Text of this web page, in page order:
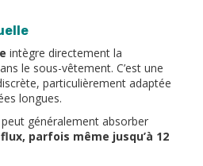
intègre directement la
le sous-vêtement. C’est une
particulièrement adaptée
longues.
généralement absorber
parfois même jusqu’à 12